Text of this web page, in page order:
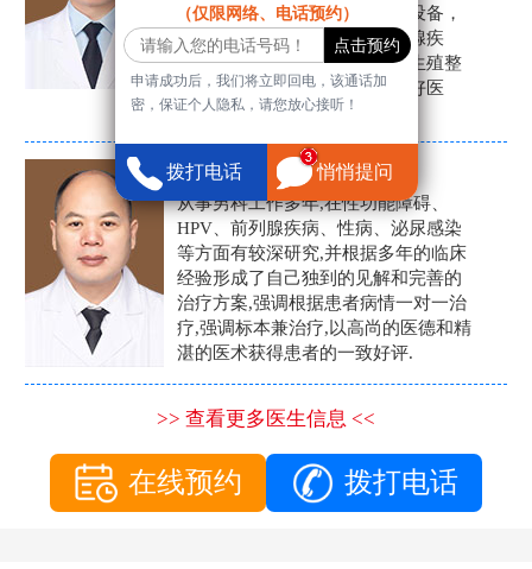
运用国内外先进的医学技术和设备，
科学诊疗各类阳痿早泄、前列腺疾
病、射精障碍、性病、HPV、生殖整
形等疾病，是患者非常信赖的好医
生。
张营富
男科主任
从事男科工作多年,在性功能障碍、
HPV、前列腺疾病、性病、泌尿感染
等方面有较深研究,并根据多年的临床
经验形成了自己独到的见解和完善的
治疗方案,强调根据患者病情一对一治
疗,强调标本兼治疗,以高尚的医德和精
湛的医术获得患者的一致好评.
>> 查看更多医生信息 <<
在线预约 拨打电话
（仅限网络、电话预约）
申请成功后，我们将立即回电，该通话加
密，保证个人隐私，请您放心接听！
拨打电话 悄悄提问